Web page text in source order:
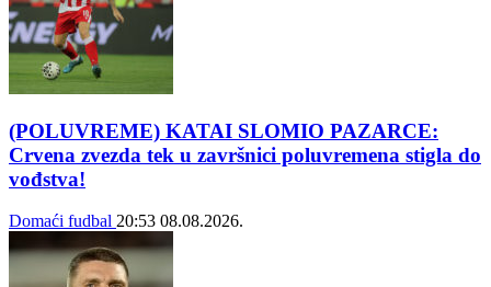
(POLUVREME) KATAI SLOMIO PAZARCE:
Crvena zvezda tek u završnici poluvremena stigla do
vođstva!
Domaći fudbal 20:53 08.08.2026.